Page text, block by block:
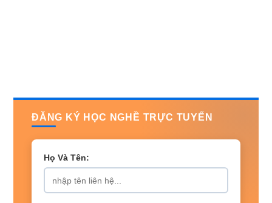
ĐĂNG KÝ HỌC NGHỀ TRỰC TUYẾN
Họ Và Tên: